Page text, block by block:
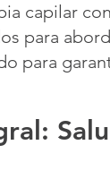
capilar
para
para